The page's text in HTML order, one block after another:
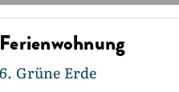
Ferienwohnung
6. Grüne Erde